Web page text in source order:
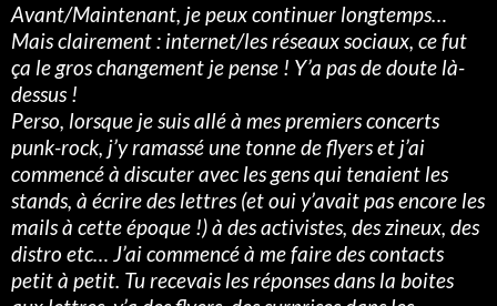
Avant/Maintenant, je peux continuer longtemps…
Mais clairement : internet/les réseaux sociaux, ce fut
ça le gros changement je pense ! Y’a pas de doute là-
dessus !
Perso, lorsque je suis allé à mes premiers concerts
punk-rock, j’y ramassé une tonne de flyers et j’ai
commencé à discuter avec les gens qui tenaient les
stands, à écrire des lettres (et oui y’avait pas encore les
mails à cette époque !) à des activistes, des zineux, des
distro etc… J’ai commencé à me faire des contacts
petit à petit. Tu recevais les réponses dans la boites